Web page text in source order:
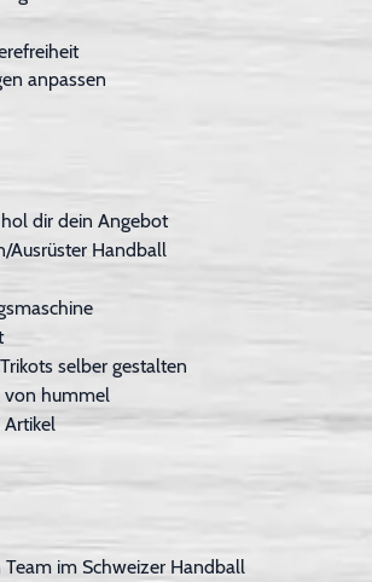
anpassen
dir dein Angebot
Ausrüster Handball
selber gestalten
von hummel
Artikel
Team im Schweizer Handball